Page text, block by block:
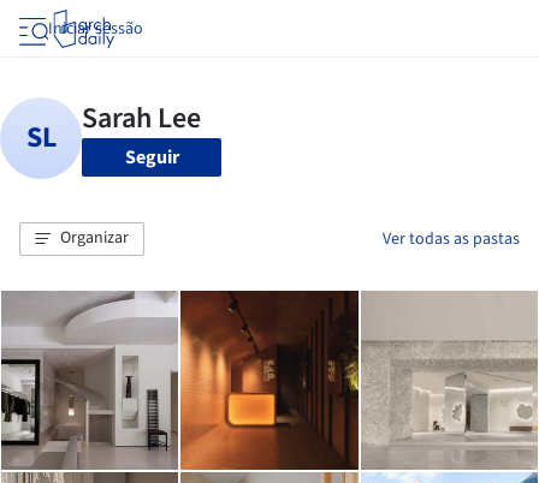
Iniciar sessão
Seguir
Organizar Ver todas as pastas